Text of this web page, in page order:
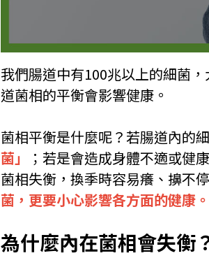
我們腸道中有100兆以上的細菌
道菌相的平衡會影響健康。
菌相平衡是什麼呢？若腸道內的
菌」
；若是會造成身體不適或健
菌相失衡，換季時容易癢、擤不
菌，更要小心影響各方面的健康。
為什麼內在菌相會失衡